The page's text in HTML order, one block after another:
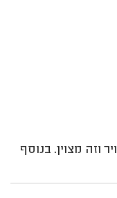
וזה מצוין. בנוסף